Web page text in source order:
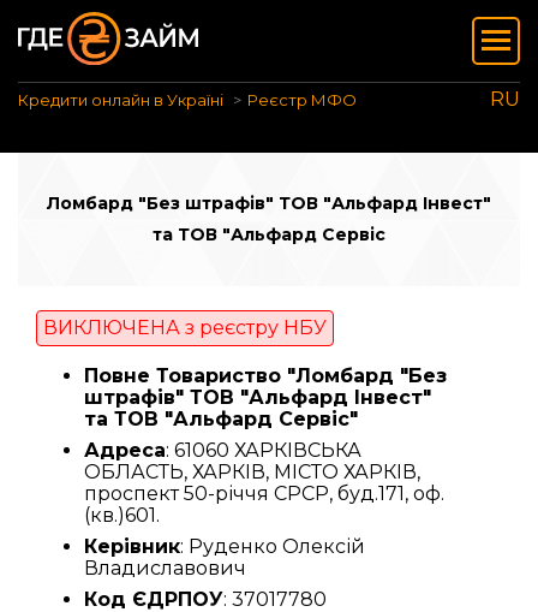
Кредити онлайн в Україні Реєстр МФО RU
Ломбард "Без штрафів" ТОВ "Альфард Інвест"
та ТОВ "Альфард Сервіс
ВИКЛЮЧЕНА з реєстру НБУ
Повне Товариство "Ломбард "Без
штрафів" ТОВ "Альфард Інвест"
та ТОВ "Альфард Сервіс"
Адреса: 61060 ХАРКІВСЬКА
ОБЛАСТЬ, ХАРКІВ, МІСТО ХАРКІВ,
проспект 50-річчя СРСР, буд.171, оф.
(кв.)601.
Керівник: Руденко Олексій
Владиславович
Код ЄДРПОУ: 37017780